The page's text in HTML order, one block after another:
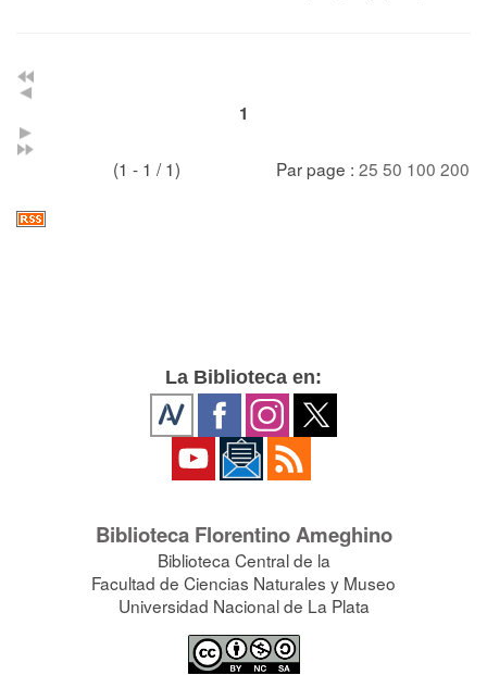
1
(1 - 1 / 1) Par page : 25 50 100 200
La Biblioteca en:
Biblioteca Florentino Ameghino
Biblioteca Central de la
Facultad de Ciencias Naturales y Museo
Universidad Nacional de La Plata